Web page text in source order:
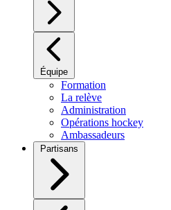
Équipe
Formation
La relève
Administration
Opérations hockey
Ambassadeurs
Partisans